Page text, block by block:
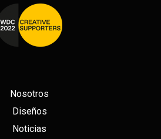
Nosotros
Diseños
Noticias